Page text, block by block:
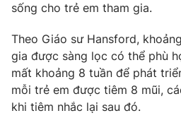
Theo dõi báo trên
Cơ quan chủ quản:Đài Truyền hình
Cơ quan báo chí:Thời báo VTV
Giấy phép hoạt động báo in và báo
cấp ngày 29/12/2023
sống cho trẻ em tham gia.
Theo Giáo sư Hansford,
gia được sàng lọc có thể phù
mất khoảng 8 tuần để phát
mỗi trẻ em được tiêm 8 mũi,
khi tiêm nhắc lại sau đó.